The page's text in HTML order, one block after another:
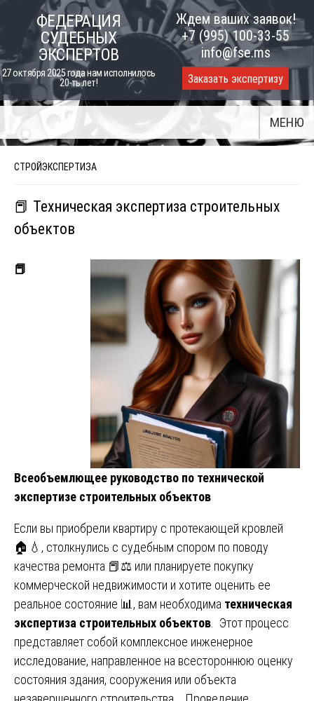
content
ФЕДЕРАЦИЯ
СУДЕБНЫХ
ЭКСПЕРТОВ
27 октября 2025 года нам исполнилось
20-ть лет!
Ждем ваших заявок!
+7 (995) 100-33-55
info@fse.ms
Заказать экспертизу
МЕНЮ
СТРОЙЭКСПЕРТИЗА
📕 Техническая экспертиза строительных
объектов
📕
Всеобъемлющее руководство по технической
экспертизе строительных объектов
Если вы приобрели квартиру с протекающей кровлей
🏠💧, столкнулись с судебным спором по поводу
качества ремонта 📕⚖️ или планируете покупку
коммерческой недвижимости и хотите оценить ее
реальное состояние 📊, вам необходима техническая
экспертиза строительных объектов . Этот процесс
представляет собой комплексное инженерное
исследование, направленное на всестороннюю оценку
состояния здания, сооружения или объекта